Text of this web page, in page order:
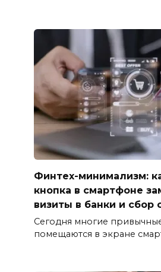
Финтех-минимализм:
кнопка в смартфоне
визиты в банки и сбор
Сегодня многие
помещаются в экране